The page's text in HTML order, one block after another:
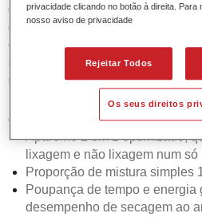
de energia extraordinárias,
desempenho excepcional. Com
em secagem ao ar, é preferido
aumentar capacidade, melhorar a
complexidade.
Características do produto
Aparelho 2 em 1 optimizado,
lixagem e não lixagem num só
Proporção de mistura simples
Poupança de tempo e energia
desempenho de secagem ao
privacidade clicando no botão à direita.
nosso aviso de privacidade
Rejeitar Todos
Os seus direitos